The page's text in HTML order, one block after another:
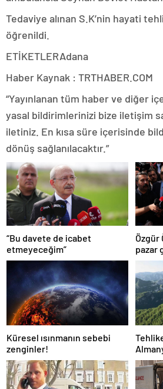
Tedaviye alınan S.K’nin hayati
öğrenildi.
ETİKETLERAdana
Haber Kaynak : TRTHABER.COM
“Yayınlanan tüm haber ve diğer
yasal bildirimlerinizi bize iletişim
iletiniz. En kısa süre içerisinde
dönüş sağlanılacaktır.”
“Bu davete de icabet
etmeyeceğim”
Özgür
pazar
Küresel ısınmanın sebebi
zenginler!